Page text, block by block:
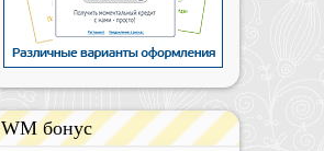
WM бонус